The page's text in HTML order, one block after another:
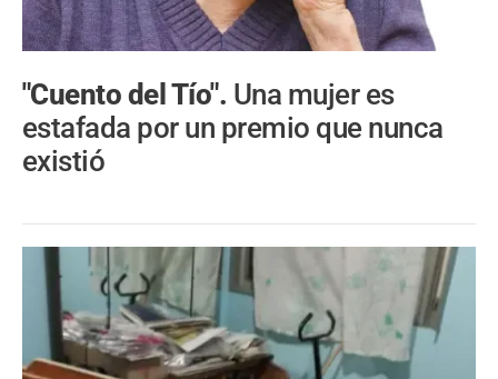
"Cuento del Tío". Una mujer es
estafada por un premio que nunca
existió